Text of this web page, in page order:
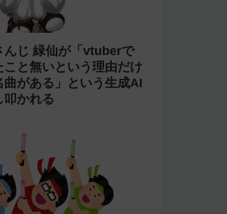
んじ 緑仙が「vtuberで
と無いという理由だけ
曲がある」という生成AI
叩かれる